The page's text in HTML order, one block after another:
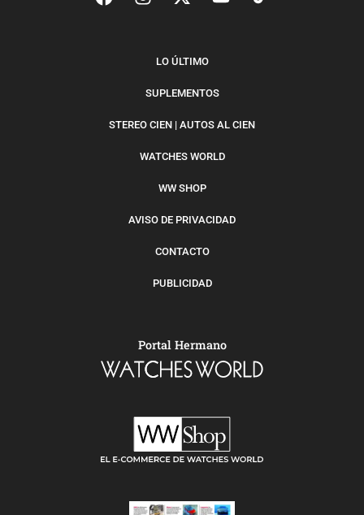
LO ÚLTIMO
SUPLEMENTOS
STEREO CIEN | AUTOS AL CIEN
WATCHES WORLD
WW SHOP
AVISO DE PRIVACIDAD
CONTACTO
PUBLICIDAD
Portal Hermano